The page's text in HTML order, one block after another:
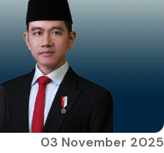
(ORI) untuk
bukan […]
03 November 2025